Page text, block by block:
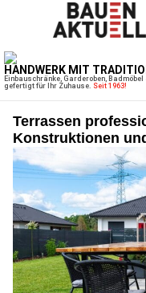
Terrassen
Konstruktionen